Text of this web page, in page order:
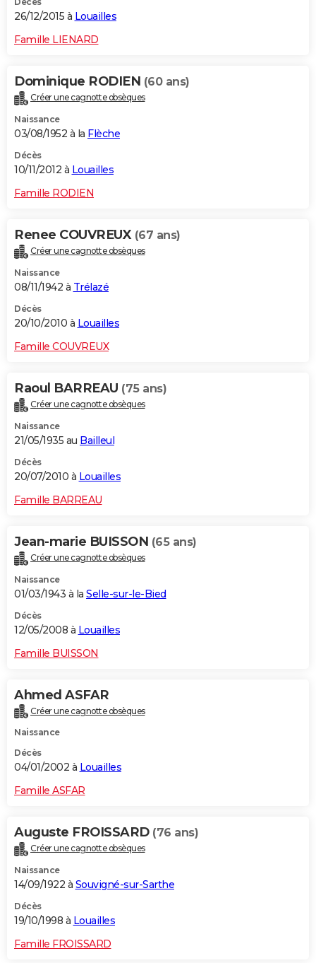
26/12/2015 à Louailles
Famille LIENARD
Dominique RODIEN (60 ans)
Créer une cagnotte obsèques
Naissance
03/08/1952 à la Flèche
Décès
10/11/2012 à Louailles
Famille RODIEN
Renee COUVREUX (67 ans)
Créer une cagnotte obsèques
Naissance
08/11/1942 à Trélazé
Décès
20/10/2010 à Louailles
Famille COUVREUX
Raoul BARREAU (75 ans)
Créer une cagnotte obsèques
Naissance
21/05/1935 au Bailleul
Décès
20/07/2010 à Louailles
Famille BARREAU
Jean-marie BUISSON (65 ans)
Créer une cagnotte obsèques
Naissance
01/03/1943 à la Selle-sur-le-Bied
Décès
12/05/2008 à Louailles
Famille BUISSON
Ahmed ASFAR
Créer une cagnotte obsèques
Naissance
Décès
04/01/2002 à Louailles
Famille ASFAR
Auguste FROISSARD (76 ans)
Créer une cagnotte obsèques
Naissance
14/09/1922 à Souvigné-sur-Sarthe
Décès
19/10/1998 à Louailles
Famille FROISSARD